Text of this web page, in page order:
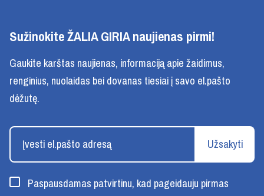
Sužinokite ŽALIA GIRIA naujienas pirmi!
Gaukite karštas naujienas, informaciją apie žaidimus,
renginius, nuolaidas bei dovanas tiesiai į savo el.pašto
dėžutę.
Užsakyti
Paspausdamas patvirtinu, kad pageidauju pirmas